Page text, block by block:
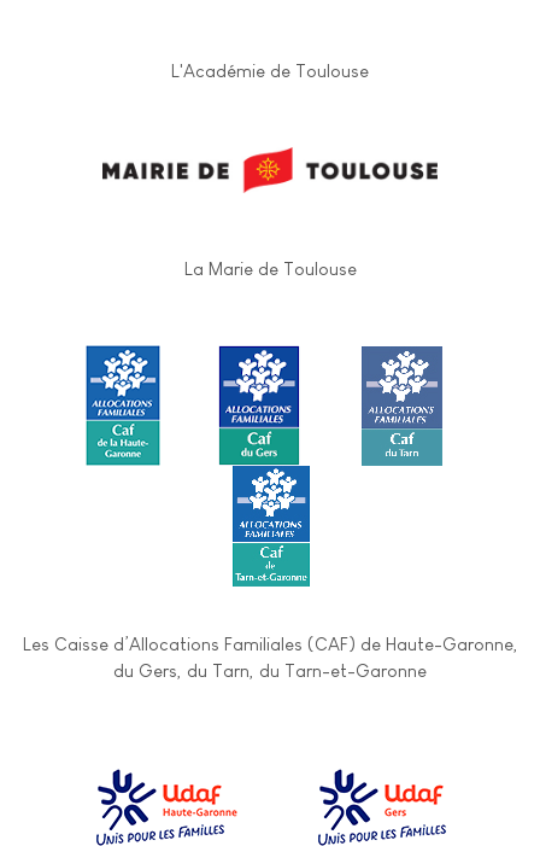
L'Académie de Toulouse
La Marie de Toulouse
Les Caisse d’Allocations Familiales (CAF) de Haute-Garonne,
du Gers, du Tarn, du Tarn-et-Garonne